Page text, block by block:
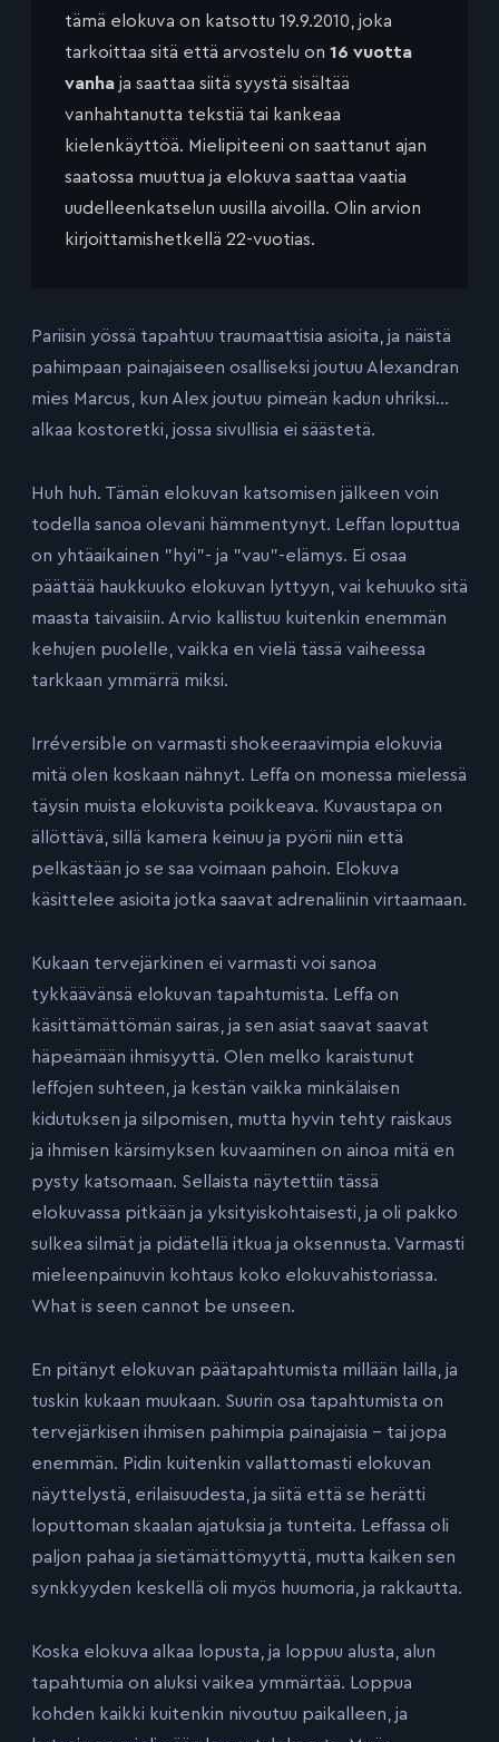
tämä elokuva on katsottu 19.9.2010, joka
tarkoittaa sitä että arvostelu on 16 vuotta
vanha ja saattaa siitä syystä sisältää
vanhahtanutta tekstiä tai kankeaa
kielenkäyttöä. Mielipiteeni on saattanut ajan
saatossa muuttua ja elokuva saattaa vaatia
uudelleenkatselun uusilla aivoilla. Olin arvion
kirjoittamishetkellä 22-vuotias.
Pariisin yössä tapahtuu traumaattisia asioita, ja näistä
pahimpaan painajaiseen osalliseksi joutuu Alexandran
mies Marcus, kun Alex joutuu pimeän kadun uhriksi…
alkaa kostoretki, jossa sivullisia ei säästetä.
Huh huh. Tämän elokuvan katsomisen jälkeen voin
todella sanoa olevani hämmentynyt. Leffan loputtua
on yhtäaikainen ”hyi”- ja ”vau”-elämys. Ei osaa
päättää haukkuuko elokuvan lyttyyn, vai kehuuko sitä
maasta taivaisiin. Arvio kallistuu kuitenkin enemmän
kehujen puolelle, vaikka en vielä tässä vaiheessa
tarkkaan ymmärrä miksi.
Irréversible on varmasti shokeeraavimpia elokuvia
mitä olen koskaan nähnyt. Leffa on monessa mielessä
täysin muista elokuvista poikkeava. Kuvaustapa on
ällöttävä, sillä kamera keinuu ja pyörii niin että
pelkästään jo se saa voimaan pahoin. Elokuva
käsittelee asioita jotka saavat adrenaliinin virtaamaan.
Kukaan tervejärkinen ei varmasti voi sanoa
tykkäävänsä elokuvan tapahtumista. Leffa on
käsittämättömän sairas, ja sen asiat saavat saavat
häpeämään ihmisyyttä. Olen melko karaistunut
leffojen suhteen, ja kestän vaikka minkälaisen
kidutuksen ja silpomisen, mutta hyvin tehty raiskaus
ja ihmisen kärsimyksen kuvaaminen on ainoa mitä en
pysty katsomaan. Sellaista näytettiin tässä
elokuvassa pitkään ja yksityiskohtaisesti, ja oli pakko
sulkea silmät ja pidätellä itkua ja oksennusta. Varmasti
mieleenpainuvin kohtaus koko elokuvahistoriassa.
What is seen cannot be unseen.
En pitänyt elokuvan päätapahtumista millään lailla, ja
tuskin kukaan muukaan. Suurin osa tapahtumista on
tervejärkisen ihmisen pahimpia painajaisia – tai jopa
enemmän. Pidin kuitenkin vallattomasti elokuvan
näyttelystä, erilaisuudesta, ja siitä että se herätti
loputtoman skaalan ajatuksia ja tunteita. Leffassa oli
paljon pahaa ja sietämättömyyttä, mutta kaiken sen
synkkyyden keskellä oli myös huumoria, ja rakkautta.
Koska elokuva alkaa lopusta, ja loppuu alusta, alun
tapahtumia on aluksi vaikea ymmärtää. Loppua
kohden kaikki kuitenkin nivoutuu paikalleen, ja